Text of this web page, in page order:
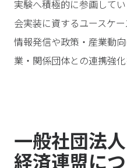
実験へ積極的に参画して
会実装に資するユースケ
情報発信や政策・産業動
業・関係団体との連携強化
一般社団法
経済連盟に